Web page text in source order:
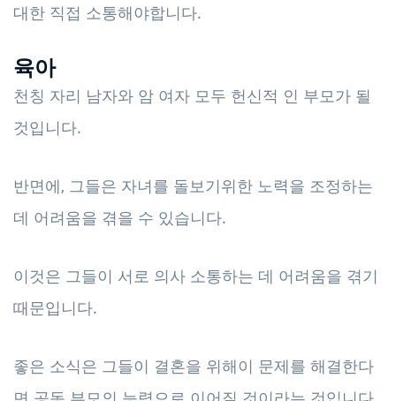
대한 직접 소통해야합니다.
육아
천칭 자리 남자와 암 여자 모두 헌신적 인 부모가 될
것입니다.
반면에, 그들은 자녀를 돌보기위한 노력을 조정하는
데 어려움을 겪을 수 있습니다.
이것은 그들이 서로 의사 소통하는 데 어려움을 겪기
때문입니다.
좋은 소식은 그들이 결혼을 위해이 문제를 해결한다